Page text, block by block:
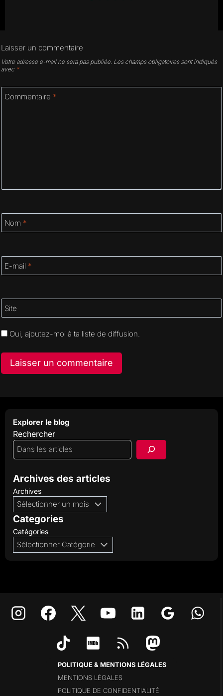
Laisser un commentaire
Votre adresse e-mail ne sera pas publiée. Les champs obligatoires sont indiqués
avec *
Commentaire *
Nom *
E-mail *
Site
Oui, ajoutez-moi à ta liste de diffusion.
Explorer le blog
Rechercher
Archives des articles
Archives
Categories
Catégories
POLITIQUE & MENTIONS LÉGALES
MENTIONS LÉGALES
POLITIQUE DE CONFIDENTIALITÉ